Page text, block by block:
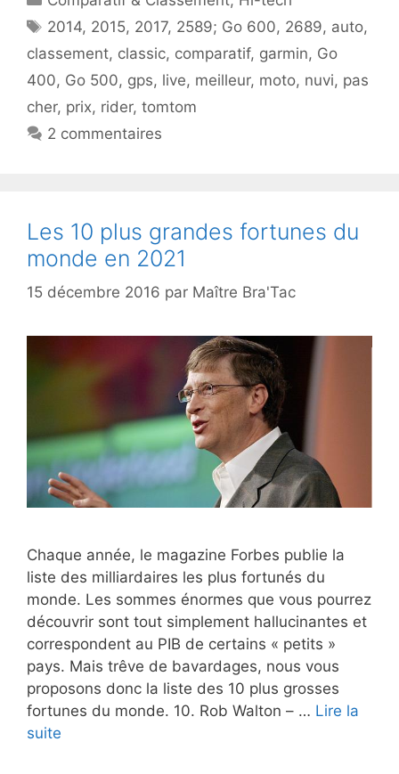
Étiquettes
2014, 2015, 2017, 2589; Go 600, 2689, auto,
classement, classic, comparatif, garmin, Go
400, Go 500, gps, live, meilleur, moto, nuvi, pas
cher, prix, rider, tomtom
2 commentaires
Les 10 plus grandes fortunes du
monde en 2021
15 décembre 2016 par Maître Bra'Tac
Chaque année, le magazine Forbes publie la
liste des milliardaires les plus fortunés du
monde. Les sommes énormes que vous pourrez
découvrir sont tout simplement hallucinantes et
correspondent au PIB de certains « petits »
pays. Mais trêve de bavardages, nous vous
proposons donc la liste des 10 plus grosses
fortunes du monde. 10. Rob Walton – … Lire la
suite